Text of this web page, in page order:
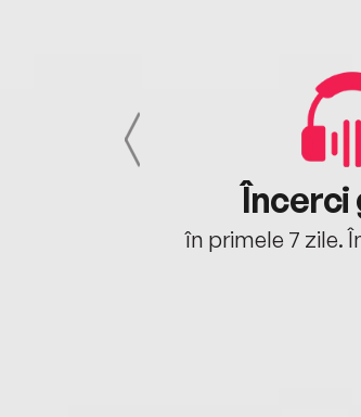
Încerci
în primele 7 zile.